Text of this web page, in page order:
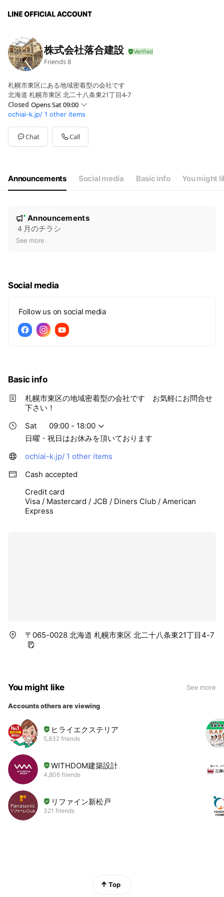
株式会社落合建設
Friends8
札幌市東区にある地域密着型の会社です
北海道 札幌市東区 北二十八条東21丁目4-7
Closed Opens Sat 09:00
SunClosed
Mon09:00 - 18:00
Tue09:00 - 18:00
Wed09:00 - 18:00
日曜・祝日はお休みを頂いております
ochiai-k.jp/ 1 other items
Chat Call
Announcements Social media Basic info You might
e
New
Announcements
４月のチラシ
See more
Social media
Follow us on social media
Basic info
札幌市東区の地域密着型の会社です お気軽にお問合せ
下さい！
Sat
09:00 - 18:00
日曜・祝日はお休みを頂いております
ochiai-k.jp/ 1 other items
Cash accepted
Credit card
Visa / Mastercard / JCB / Diners Club / American
Express
〒065-0028 北海道 札幌市東区 北二十八条東21丁目4-7
You might like See more
Accounts others are viewing
ヒライエクステリア
5,832 friends
WITHDOM建築設計
4,806 friends
リファイン新松戸
321 friends
Top